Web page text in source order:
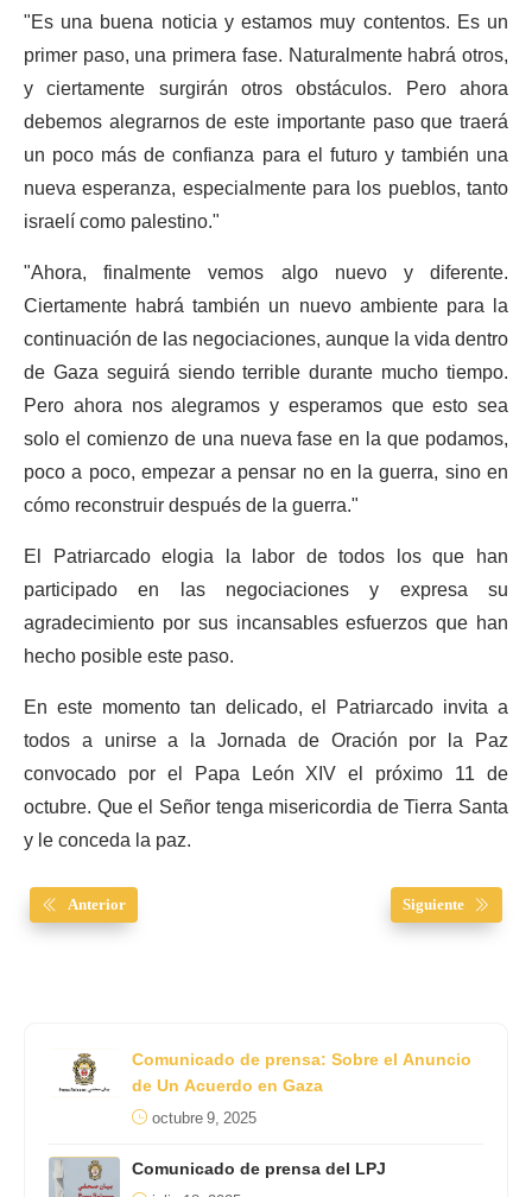
"Es una buena noticia y estamos muy contentos. Es un
primer paso, una primera fase. Naturalmente habrá otros,
y ciertamente surgirán otros obstáculos. Pero ahora
debemos alegrarnos de este importante paso que traerá
un poco más de confianza para el futuro y también una
nueva esperanza, especialmente para los pueblos, tanto
israelí como palestino."
"Ahora, finalmente vemos algo nuevo y diferente.
Ciertamente habrá también un nuevo ambiente para la
continuación de las negociaciones, aunque la vida dentro
de Gaza seguirá siendo terrible durante mucho tiempo.
Pero ahora nos alegramos y esperamos que esto sea
solo el comienzo de una nueva fase en la que podamos,
poco a poco, empezar a pensar no en la guerra, sino en
cómo reconstruir después de la guerra."
El Patriarcado elogia la labor de todos los que han
participado en las negociaciones y expresa su
agradecimiento por sus incansables esfuerzos que han
hecho posible este paso.
En este momento tan delicado, el Patriarcado invita a
todos a unirse a la Jornada de Oración por la Paz
convocado por el Papa León XIV el próximo 11 de
octubre. Que el Señor tenga misericordia de Tierra Santa
y le conceda la paz.
Anterior Siguiente
Comunicado de prensa: Sobre el Anuncio
de Un Acuerdo en Gaza
octubre 9, 2025
Comunicado de prensa del LPJ